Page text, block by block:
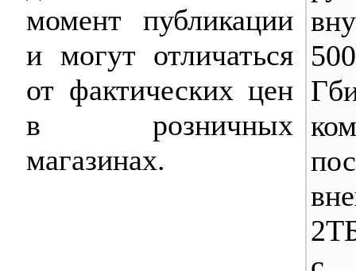
момент публикации
и могут отличаться
от фактических цен
в розничных
магазинах.